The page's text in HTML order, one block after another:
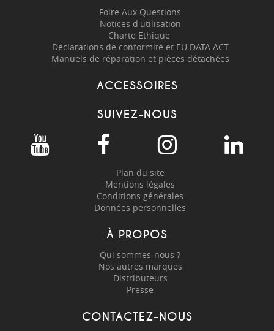
Foire Aux Questions
Notices d'utilisation
Charte Ethique
Déclarations de conformité et EU DATA ACT
Manuels de réparation et pièces détachées
ACCESSOIRES
SUIVEZ-NOUS
Plan du site
Mentions légales
Conditions générales
Données personnelles
À PROPOS
Qui sommes-nous ?
Nos autres marques
Distributeurs
Presse
CONTACTEZ-NOUS